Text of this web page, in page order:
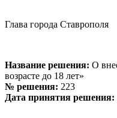
Глава города
Название решения: О
возрасте до 18 лет»
№ решения: 223
Дата принятия решения: